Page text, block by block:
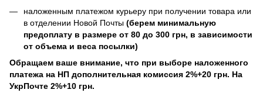
наложенным платежом курьеру при получении товара или
в отделении Новой Почты (берем минимальную
предоплату в размере от 80 до 300 грн, в зависимости
от объема и веса посылки)
Обращаем ваше внимание, что при выборе наложенного
платежа на НП дополнительная комиссия 2%+20 грн. На
УкрПочте 2%+10 грн.